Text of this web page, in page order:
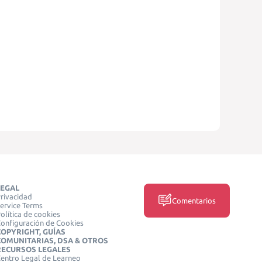
Terms
de cookies
de Cookies
GUÍAS
DSA & OTROS
LEGALES
Legal de Learneo
Comentarios